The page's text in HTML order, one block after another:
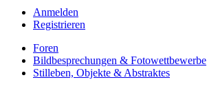
Anmelden
Registrieren
Foren
Bildbesprechungen & Fotowettbewerbe
Stilleben, Objekte & Abstraktes